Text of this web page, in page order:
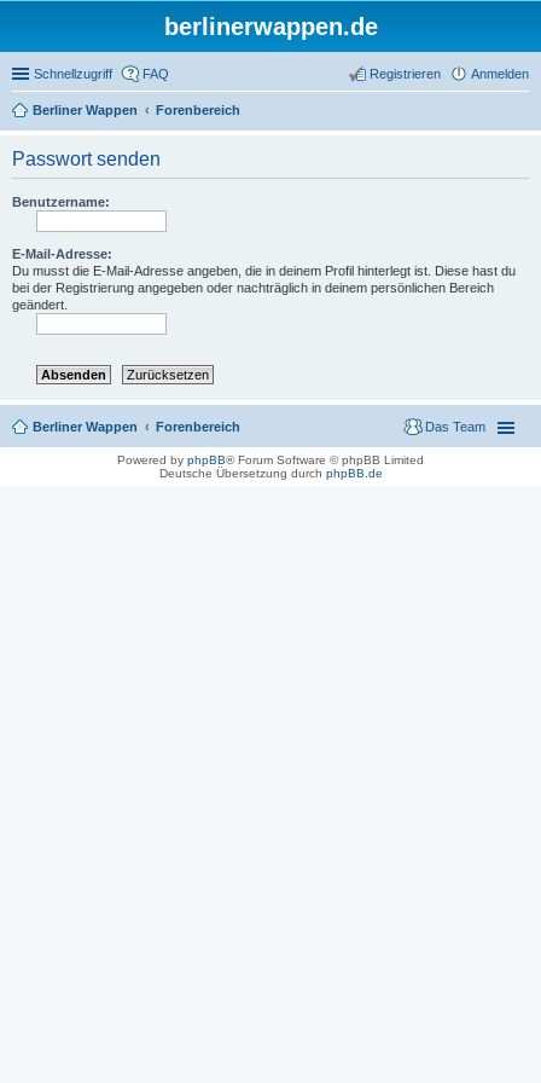
berlinerwappen.de
Schnellzugriff FAQ Anmelden
Registrieren
Berliner Wappen Forenbereich
Passwort senden
Benutzername:
E-Mail-Adresse:
Du musst die E-Mail-Adresse angeben, die in deinem Profil hinterlegt ist. Diese hast du
bei der Registrierung angegeben oder nachträglich in deinem persönlichen Bereich
geändert.
Berliner Wappen Forenbereich Das Team
Powered by phpBB® Forum Software © phpBB Limited
Deutsche Übersetzung durch phpBB.de